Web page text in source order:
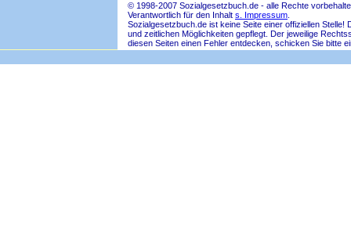
© 1998-2007 Sozialgesetzbuch.de - alle Rechte
Verantwortlich für den Inhalt s. Impressum
Sozialgesetzbuch.de ist keine Seite einer offiziellen
und zeitlichen Möglichkeiten gepflegt. Der jeweilige
diesen Seiten einen Fehler entdecken, schicken Sie bitte